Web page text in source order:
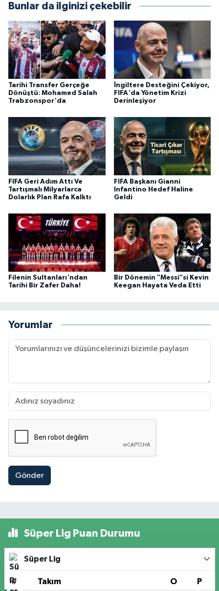
Bunlar da ilginizi çekebilir
Tarihi Transfer Gerçeğe
Dönüştü: Mohamed Salah
Trabzonspor'da
İngiltere Desteğini Çekiyor,
FIFA'da Yönetim Krizi
Derinleşiyor
FIFA Geri Adım Attı Ve
Tartışmalı Milyarlarca
Dolarlık Plan Rafa Kalktı
FIFA Başkanı Gianni
Infantino Hedef Haline
Geldi
Filenin Sultanları'ndan
Tarihi Bir Zafer Daha!
Bir Dönemin "Messi"si Kevin
Keegan Hayata Veda Etti
Yorumlar
Gönder
Süper Lig Puan Durumu
Süper Lig
# Takım O P